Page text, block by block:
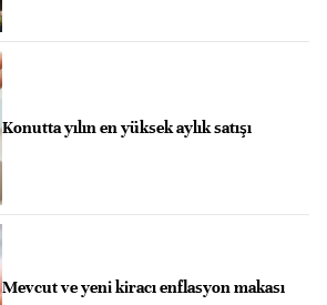
Konutta yılın en yüksek aylık satışı
Mevcut ve yeni kiracı enflasyon makası